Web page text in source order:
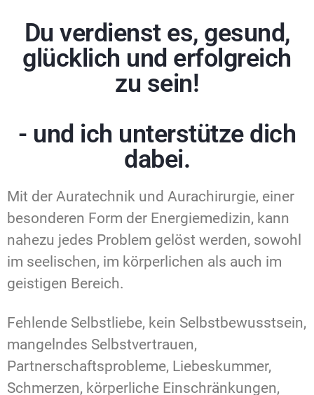
Du verdienst es, gesund,
glücklich und erfolgreich
zu sein!
- und ich unterstütze dich
dabei.
Mit der Auratechnik und Aurachirurgie, einer
besonderen Form der Energiemedizin, kann
nahezu jedes Problem gelöst werden, sowohl
im seelischen, im körperlichen als auch im
geistigen Bereich.
Fehlende Selbstliebe, kein Selbstbewusstsein,
mangelndes Selbstvertrauen,
Partnerschaftsprobleme, Liebeskummer,
Schmerzen, körperliche Einschränkungen,